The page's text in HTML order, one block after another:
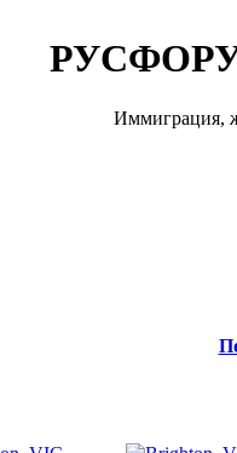
Иммиграция,